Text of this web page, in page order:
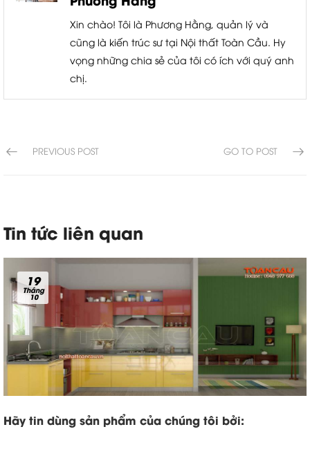
Xin chào! Tôi là Phương Hằng, quản lý và
cũng là kiến trúc sư tại Nội thất Toàn Cầu. Hy
vọng những chia sẻ của tôi có ích với quý anh
chị.
PREVIOUS POST GO TO POST
Tin tức liên quan
19
Tháng
10
Hãy tin dùng sản phẩm của chúng tôi bởi: